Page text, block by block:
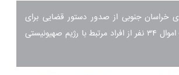
خراسان جنوبی از صدور دستور قضایی برای
شناسایی و توقیف اموال ۳۴ نفر از افراد مرتبط با رژیم صهیونیستی